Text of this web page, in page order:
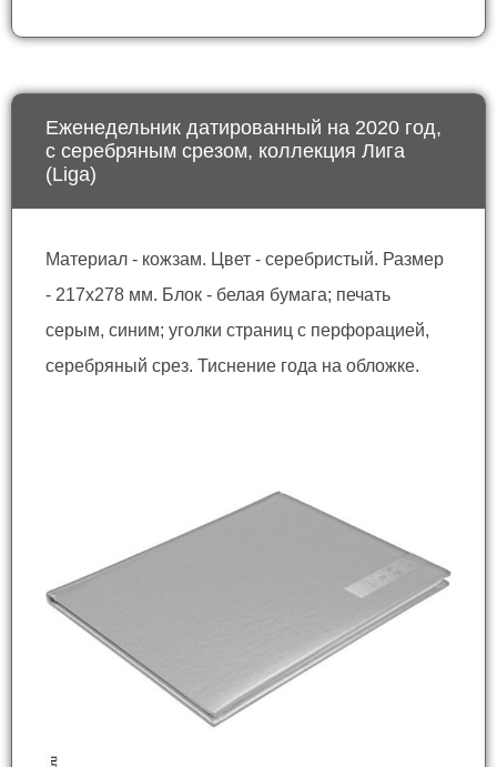
Еженедельник датированный на 2020 год,
с серебряным срезом, коллекция Лига
(Liga)
Материал - кожзам. Цвет - серебристый. Размер
- 217x278 мм. Блок - белая бумага; печать
серым, синим; уголки страниц с перфорацией,
серебряный срез. Тиснение года на обложке.